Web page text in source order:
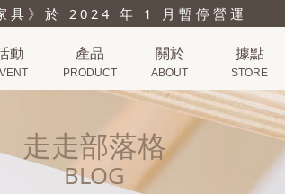
具》於 2024 年 1 月暫停營運
動 產品
PRODUCT
關於
ABOUT
據點
STORE
走走部落格
BLOG